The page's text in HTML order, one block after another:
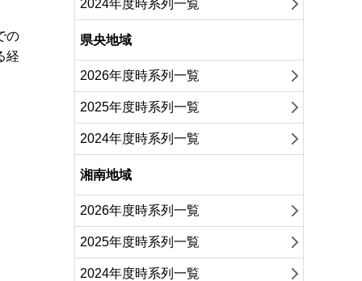
の
経
2024年度時系列一覧
県央地域
2026年度時系列一覧
2025年度時系列一覧
2024年度時系列一覧
湘南地域
2026年度時系列一覧
2025年度時系列一覧
2024年度時系列一覧